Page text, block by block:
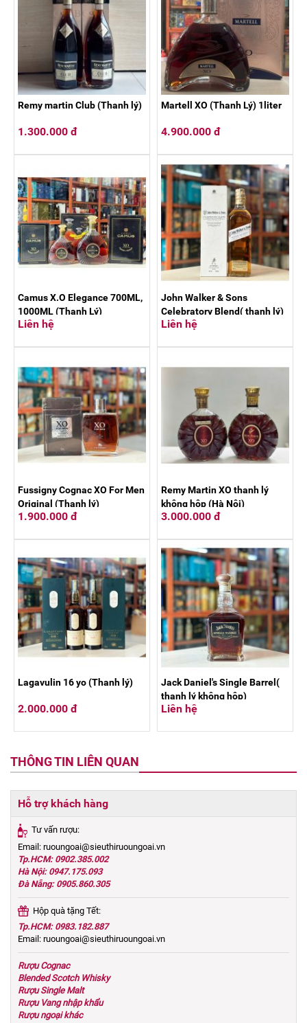
Remy martin Club (Thanh lý)
1.300.000 đ
Martell XO (Thanh Lý) 1liter
4.900.000 đ
Camus X.O Elegance 700ML,
1000ML (Thanh Lý)
Liên hệ
John Walker & Sons
Celebratory Blend( thanh lý)
Liên hệ
Fussigny Cognac XO For Men
Original (Thanh lý)
1.900.000 đ
Remy Martin XO thanh lý
không hộp (Hà Nội)
3.000.000 đ
Lagavulin 16 yo (Thanh lý)
2.000.000 đ
Jack Daniel's Single Barrel(
thanh lý không hộp)
Liên hệ
THÔNG TIN LIÊN QUAN
Hỗ trợ khách hàng
Tư vấn rượu:
Email: ruoungoai@sieuthiruoungoai.vn
Tp.HCM: 0902.385.002
Hà Nội: 0947.175.093
Đà Nẵng: 0905.860.305
Hộp quà tặng Tết:
Tp.HCM: 0983.182.887
Email: ruoungoai@sieuthiruoungoai.vn
Rượu Cognac
Blended Scotch Whisky
Rượu Single Malt
Rượu Vang nhập khẩu
Rượu ngoại khác